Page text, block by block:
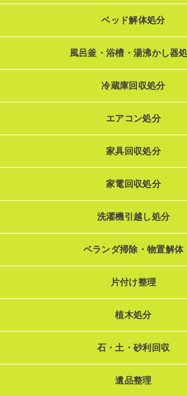
ベッド解体処分
風呂釜・浴槽・湯沸かし器
冷蔵庫回収処分
エアコン処分
家具回収処分
家電回収処分
洗濯機引越し処分
ベランダ掃除・物置解体
片付け整理
植木処分
石・土・砂利回収
遺品整理